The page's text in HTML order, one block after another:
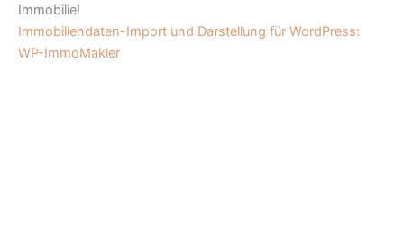
Immobilie!
Immobiliendaten-Import und Darstellung für WordPress:
WP-ImmoMakler